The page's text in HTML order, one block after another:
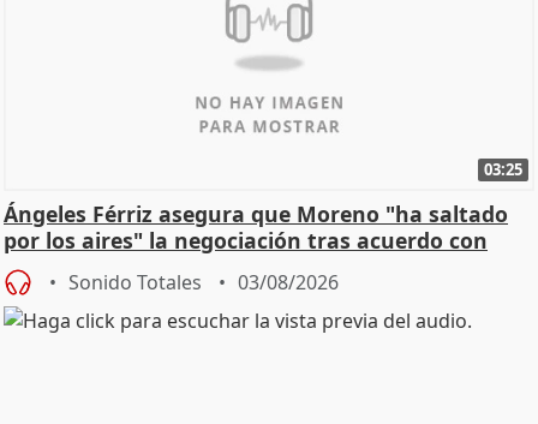
03:25
Ángeles Férriz asegura que Moreno "ha saltado
por los aires" la negociación tras acuerdo con
SMA
Sonido Totales 03/08/2026